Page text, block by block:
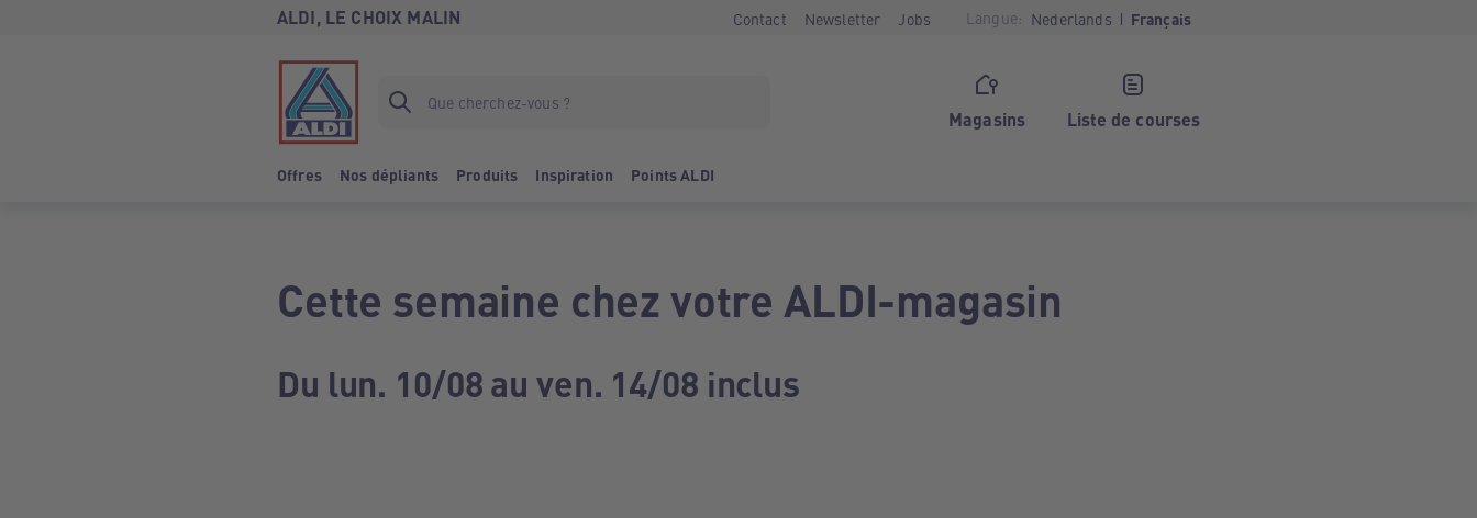
ALDI, LE CHOIX MALIN Contact Newsletter Jobs Langue: Nederlands Français
Magasins Liste de courses
Offres Nos dépliants Produits Inspiration Points ALDI
Cette semaine chez votre ALDI-magasin
Du lun. 10/08 au ven. 14/08 inclus